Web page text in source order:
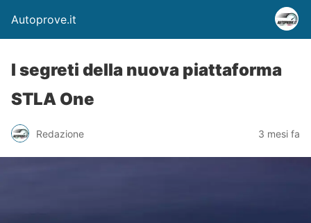
Autoprove.it
I segreti della nuova piattaforma
STLA One
Redazione 3 mesi fa